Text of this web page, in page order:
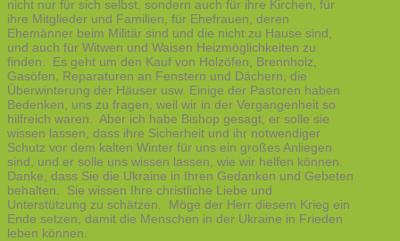
nicht nur für sich selbst, sondern auch für ihre Kirchen, für
ihre Mitglieder und Familien, für Ehefrauen, deren
Ehemänner beim Militär sind und die nicht zu Hause sind,
und auch für Witwen und Waisen Heizmöglichkeiten zu
finden. Es geht um den Kauf von Holzöfen, Brennholz,
Gasöfen, Reparaturen an Fenstern und Dächern, die
Überwinterung der Häuser usw. Einige der Pastoren haben
Bedenken, uns zu fragen, weil wir in der Vergangenheit so
hilfreich waren. Aber ich habe Bishop gesagt, er solle sie
wissen lassen, dass ihre Sicherheit und ihr notwendiger
Schutz vor dem kalten Winter für uns ein großes Anliegen
sind, und er solle uns wissen lassen, wie wir helfen können.
Danke, dass Sie die Ukraine in Ihren Gedanken und Gebeten
behalten. Sie wissen Ihre christliche Liebe und
Unterstützung zu schätzen. Möge der Herr diesem Krieg ein
Ende setzen, damit die Menschen in der Ukraine in Frieden
leben können.